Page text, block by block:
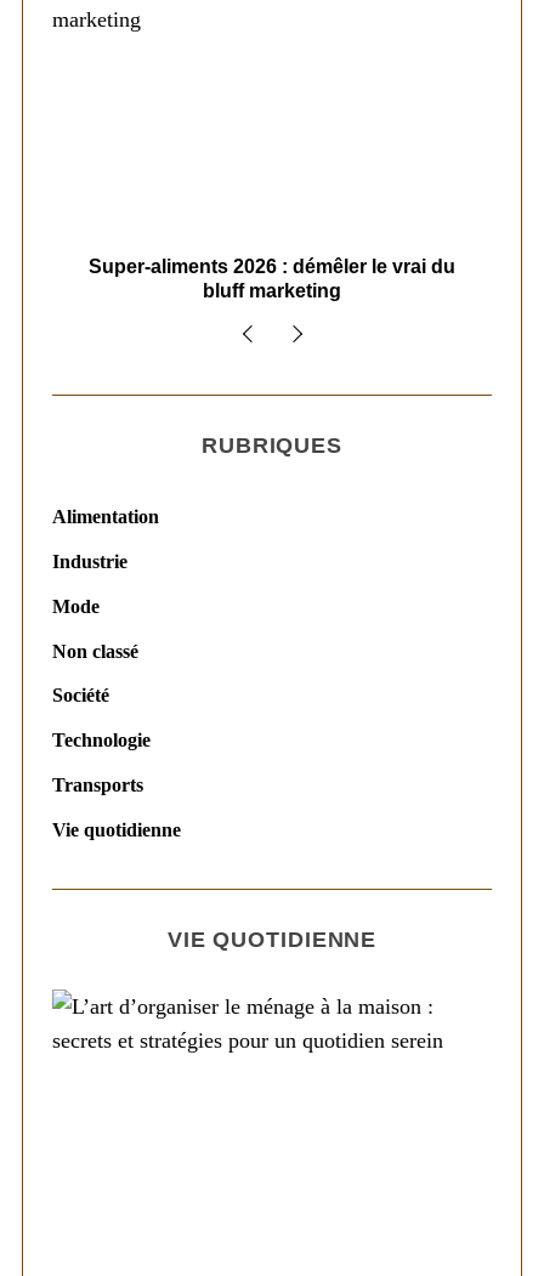
Super-aliments 2026 : démêler le vrai du
bluff marketing
RUBRIQUES
Alimentation
Industrie
Mode
Non classé
Société
Technologie
Transports
Vie quotidienne
VIE QUOTIDIENNE